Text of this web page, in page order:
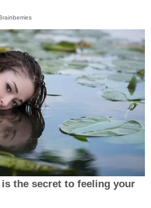
the secret to feeling your